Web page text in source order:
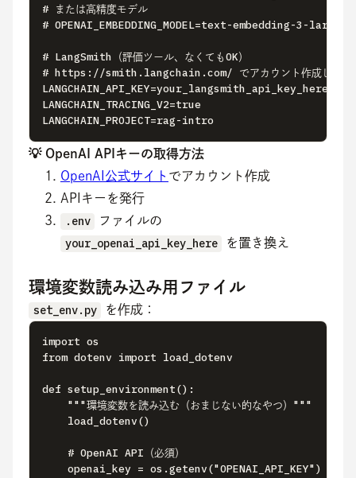
# または高精度モデル
# OPENAI_EMBEDDING_MODEL=text-embedding-3-large
# LangSmith（評価ツール、なくてもOK）
# https://smith.langchain.com/ でアカウント作成して取
LANGCHAIN_API_KEY=your_langsmith_api_key_here
LANGCHAIN_TRACING_V2=true
LANGCHAIN_PROJECT=rag-intro
💡 OpenAI APIキーの取得方法
OpenAI公式サイト でアカウント作成
APIキーを発行
.env ファイルの
your_openai_api_key_here を置き換え
環境変数読み込み用ファイル
set_env.py を作成：
import os
from dotenv import load_dotenv
def setup_environment():
    """環境変数を読み込む（おまじない的なやつ）"""
    load_dotenv()
    # OpenAI API（必須）
    openai_key = os.getenv("OPENAI_API_KEY")